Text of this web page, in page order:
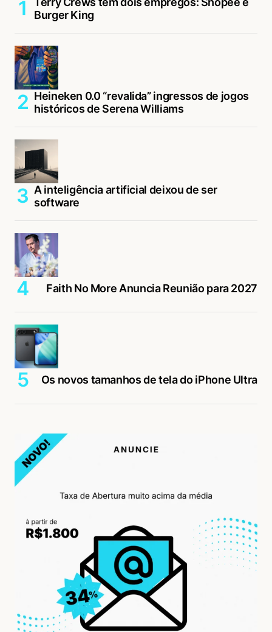
Burger King
Heineken 0.0 “revalida” ingressos de jogos
históricos de Serena Williams
A inteligência artificial deixou de ser
software
Faith No More Anuncia Reunião para 2027
Os novos tamanhos de tela do iPhone Ultra